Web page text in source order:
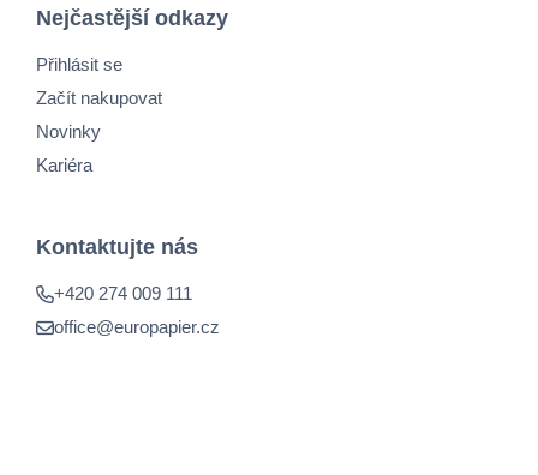
Nejčastější odkazy
Přihlásit se
Začít nakupovat
Novinky
Kariéra
Kontaktujte nás
+420 274 009 111
office@europapier.cz